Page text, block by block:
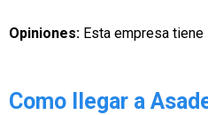
Opiniones: Esta empresa
Como llegar a